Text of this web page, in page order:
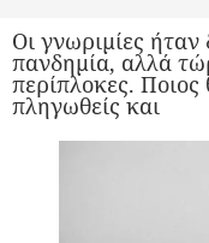
Οι γνωριμίες
πανδημία, αλλά
περίπλοκες. Ποιος
πληγωθείς και